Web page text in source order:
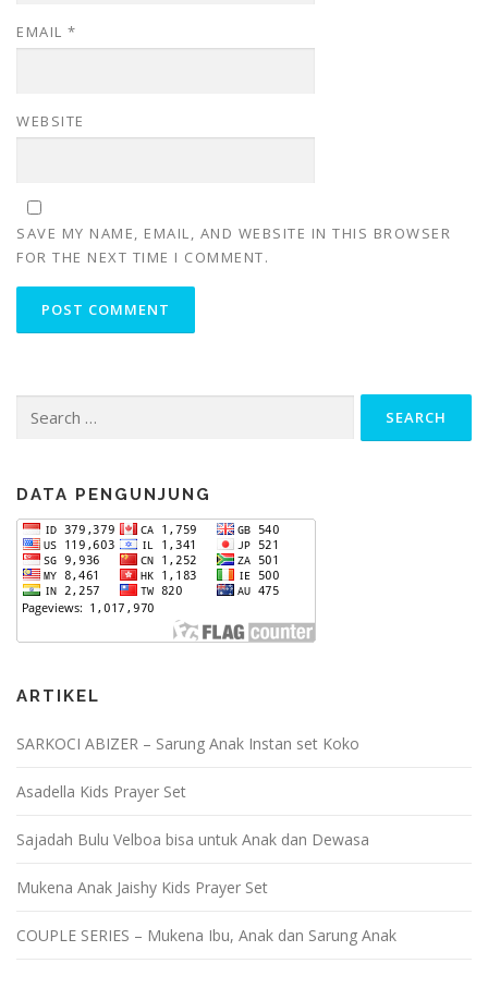
EMAIL *
WEBSITE
SAVE MY NAME, EMAIL, AND WEBSITE IN THIS BROWSER
FOR THE NEXT TIME I COMMENT.
for:
DATA PENGUNJUNG
ARTIKEL
SARKOCI ABIZER – Sarung Anak Instan set Koko
Asadella Kids Prayer Set
Sajadah Bulu Velboa bisa untuk Anak dan Dewasa
Mukena Anak Jaishy Kids Prayer Set
COUPLE SERIES – Mukena Ibu, Anak dan Sarung Anak